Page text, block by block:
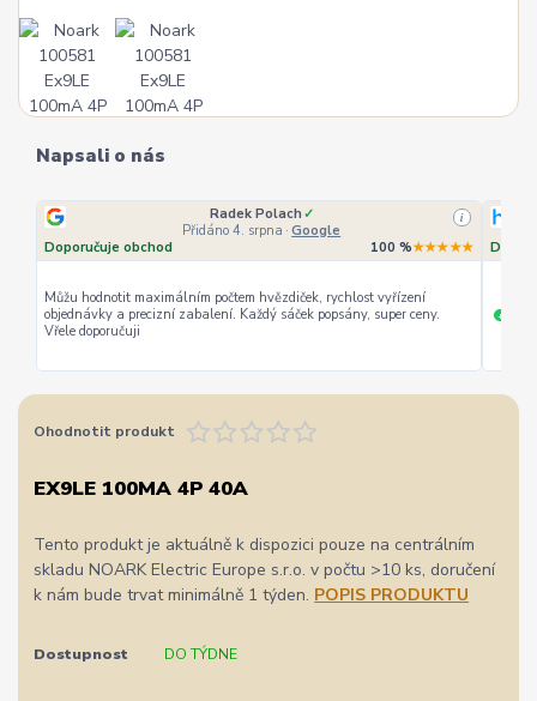
Napsali o nás
Radek Polach ✓
Přidáno 4. srpna · Google
i
Doporučuje obchod 100 %★★★★★
Můžu hodnotit maximálním počtem hvězdiček, rychlost vyřízení
objednávky a precizní zabalení. Každý sáček popsány, super ceny.
Vřele doporučuji
+
Ohodnotit produkt
EX9LE 100MA 4P 40A
Tento produkt je aktuálně k dispozici pouze na centrálním
skladu NOARK Electric Europe s.r.o. v počtu >10 ks, doručení
k nám bude trvat minimálně 1 týden. POPIS PRODUKTU
Dostupnost DO TÝDNE